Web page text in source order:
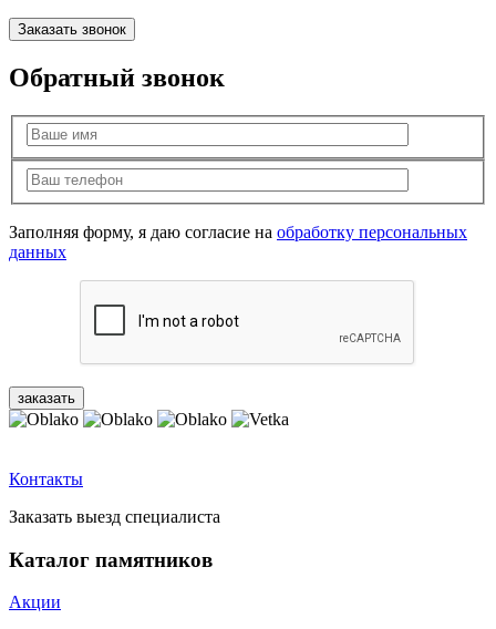
Заказать звонок
Обратный звонок
Заполняя форму, я даю согласие на обработку персональных
данных
Контакты
Заказать выезд специалиста
Каталог памятников
Акции